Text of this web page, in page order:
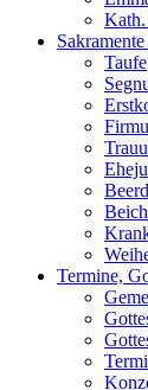
Kath.
Taufe
Termine,